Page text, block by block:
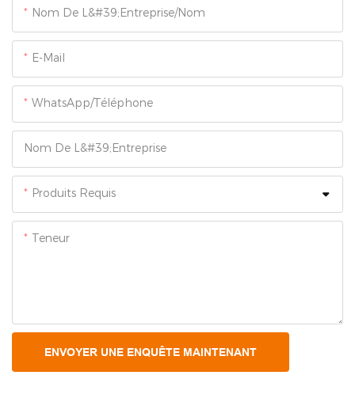
Nom De L&#39;entreprise/Nom
E-Mail
WhatsApp/Téléphone
Nom De L&#39;entreprise
Produits Requis
Teneur
ENVOYER UNE ENQUÊTE MAINTENANT